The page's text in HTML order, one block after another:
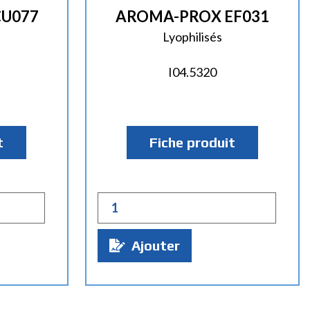
AROMA-PROX EF031
Lyophilisés
I04.5320
Fiche produit
u
Ajouter